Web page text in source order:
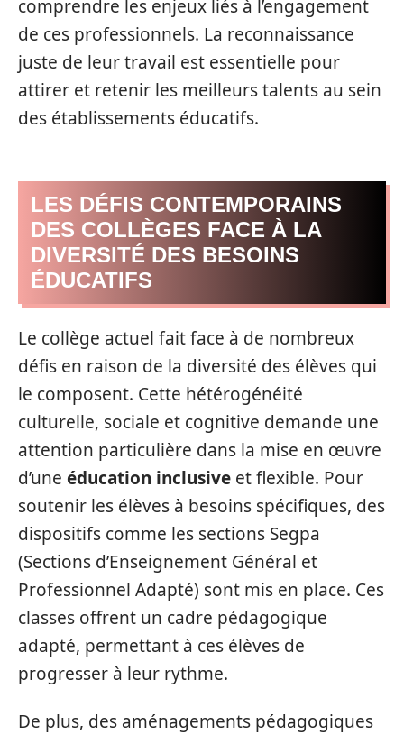
comprendre les enjeux liés à l’engagement
de ces professionnels. La reconnaissance
juste de leur travail est essentielle pour
attirer et retenir les meilleurs talents au sein
des établissements éducatifs.
LES DÉFIS CONTEMPORAINS
DES COLLÈGES FACE À LA
DIVERSITÉ DES BESOINS
ÉDUCATIFS
Le collège actuel fait face à de nombreux
défis en raison de la diversité des élèves qui
le composent. Cette hétérogénéité
culturelle, sociale et cognitive demande une
attention particulière dans la mise en œuvre
d’une éducation inclusive et flexible. Pour
soutenir les élèves à besoins spécifiques, des
dispositifs comme les sections Segpa
(Sections d’Enseignement Général et
Professionnel Adapté) sont mis en place. Ces
classes offrent un cadre pédagogique
adapté, permettant à ces élèves de
progresser à leur rythme.
De plus, des aménagements pédagogiques